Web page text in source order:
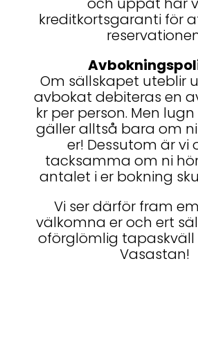
kreditkortsgaranti för
Om sällskapet uteblir
avbokat debiteras en
kr per person. Men
gäller alltså bara om
er! Dessutom är vi
tacksamma om ni
antalet i er bokning
Vi ser därför fram
välkomna er och ert
oförglömlig
Vasastan!